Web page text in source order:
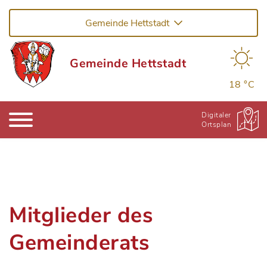
Gemeinde Hettstadt
Gemeinde Hettstadt
18 °C
Digitaler
Ortsplan
Mitglieder des
Gemeinderats